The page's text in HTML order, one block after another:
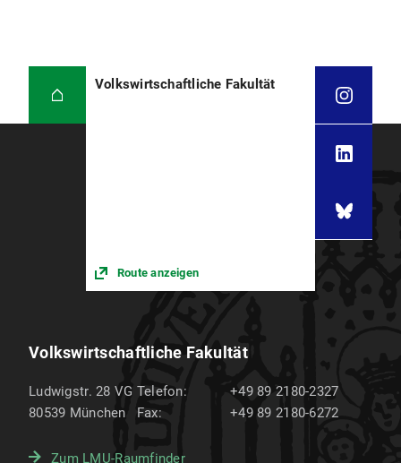
Volkswirtschaftliche Fakultät
Route anzeigen
Volkswirtschaftliche Fakultät
Ludwigstr. 28 VG
80539 München
Telefon:
+49 89 2180-2327
Fax:
+49 89 2180-6272
Zum LMU-Raumfinder